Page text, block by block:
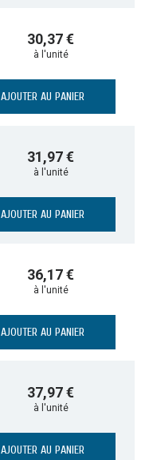
30,37 €
à l'unité
AJOUTER AU PANIER
31,97 €
à l'unité
AJOUTER AU PANIER
36,17 €
à l'unité
AJOUTER AU PANIER
37,97 €
à l'unité
AJOUTER AU PANIER